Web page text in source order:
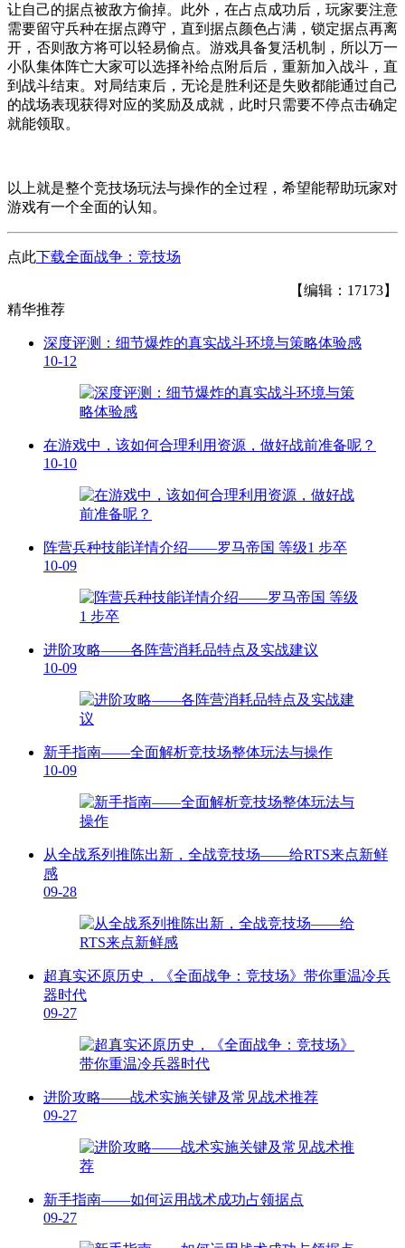
让自己的据点被敌方偷掉。此外，在占点成功后，玩家要注意
需要留守兵种在据点蹲守，直到据点颜色占满，锁定据点再离
开，否则敌方将可以轻易偷点。游戏具备复活机制，所以万一
小队集体阵亡大家可以选择补给点附后后，重新加入战斗，直
到战斗结束。对局结束后，无论是胜利还是失败都能通过自己
的战场表现获得对应的奖励及成就，此时只需要不停点击确定
就能领取。
以上就是整个竞技场玩法与操作的全过程，希望能帮助玩家对
游戏有一个全面的认知。
点此下载全面战争：竞技场
【编辑：17173】
精华推荐
深度评测：细节爆炸的真实战斗环境与策略体验感
10-12
在游戏中，该如何合理利用资源，做好战前准备呢？
10-10
阵营兵种技能详情介绍——罗马帝国 等级1 步卒
10-09
进阶攻略——各阵营消耗品特点及实战建议
10-09
新手指南——全面解析竞技场整体玩法与操作
10-09
从全战系列推陈出新，全战竞技场——给RTS来点新鲜
感
09-28
超真实还原历史，《全面战争：竞技场》带你重温冷兵
器时代
09-27
进阶攻略——战术实施关键及常见战术推荐
09-27
新手指南——如何运用战术成功占领据点
09-27